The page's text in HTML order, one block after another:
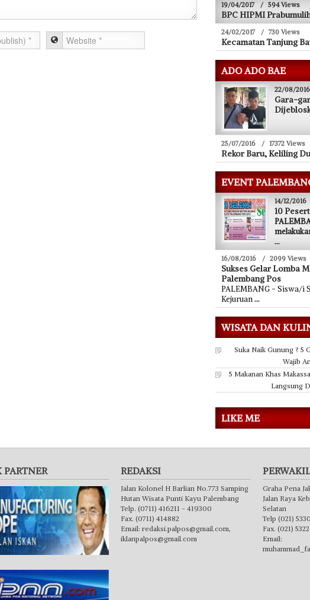
19/04/2017 / 594 Views
BPC HIPMI
24/02/2017 / 730 Views
Kecamatan Tanjung
ADO ADO BAE
22/08/2016
Gara-
25/07/2016 / 17372 Views
Rekor Baru, Keliling
EVENT
14/12/2016
10
...
16/08/2016 / 2099 Views
Sukses Gelar Lomba
Palembang Pos
PALEMBANG - Siswa/i
Kejuruan...
WISATA DAN
Suka Naik Gunung ? 5
Wajib
5 Makanan Khas
Langsung
LIKE ME
REDAKSI
Jalan Kolonel H Barlian No.773 Samping
Hutan Wisata Punti Kayu Palembang
Telp. (0711) 416211 - 419300
Fax. (0711) 414882
Email: redaksi.palpos@gmail.com,
iklanpalpos@gmail.com
Graha Pena
Jalan Raya
Selatan
Telp (021)
Fax. (021)
Email: